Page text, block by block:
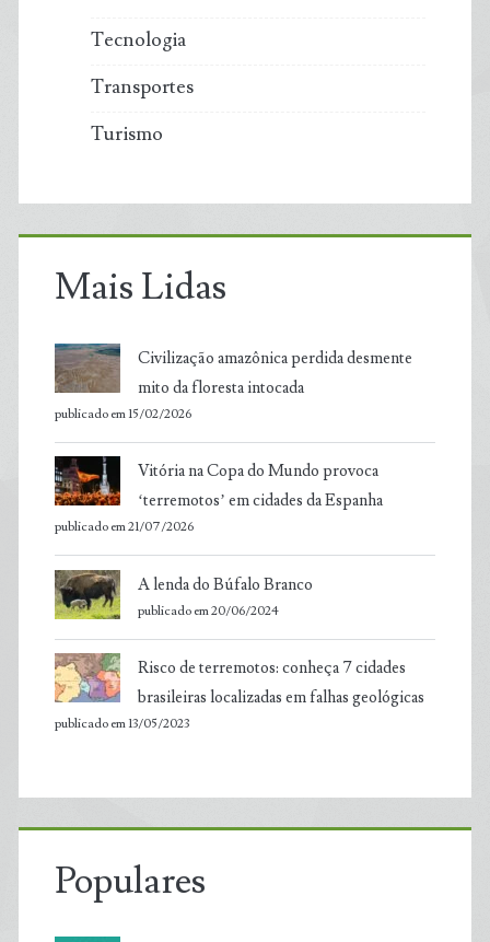
Tecnologia
Transportes
Turismo
Mais Lidas
Civilização amazônica perdida desmente
mito da floresta intocada
publicado em 15/02/2026
Vitória na Copa do Mundo provoca
‘terremotos’ em cidades da Espanha
publicado em 21/07/2026
A lenda do Búfalo Branco
publicado em 20/06/2024
Risco de terremotos: conheça 7 cidades
brasileiras localizadas em falhas geológicas
publicado em 13/05/2023
Populares